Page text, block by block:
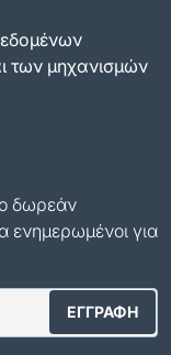
των μηχανισμών
δωρεάν
ενημερωμένοι για